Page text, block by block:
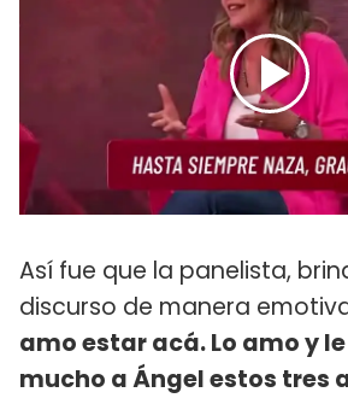
Así fue que la panelista,
discurso de manera
amo estar acá. Lo amo y
mucho a Ángel estos tres